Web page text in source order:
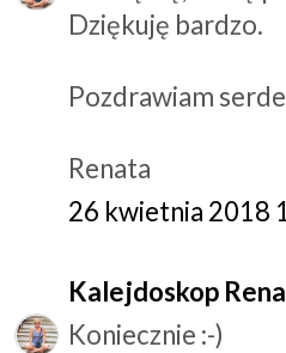
Dziękuję bardzo.
Pozdrawiam
Renata
26 kwietnia 2018
Kalejdoskop
Koniecznie :-)